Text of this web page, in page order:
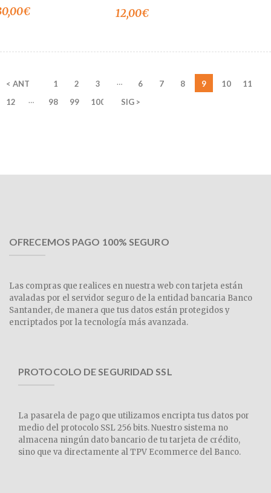
€ 12,00€
< ANT 1 2 3 … 6 7 8 9 10
11
12
… 98 99 100 SIG >
OFRECEMOS PAGO 100% SEGURO
Las compras que realices en nuestra web con tarjeta están
avaladas por el servidor seguro de la entidad bancaria Banco
Santander, de manera que tus datos están protegidos y
encriptados por la tecnología más avanzada.
PROTOCOLO DE SEGURIDAD SSL
La pasarela de pago que utilizamos encripta tus datos por
medio del protocolo SSL 256 bits. Nuestro sistema no
almacena ningún dato bancario de tu tarjeta de crédito,
sino que va directamente al TPV Ecommerce del Banco.